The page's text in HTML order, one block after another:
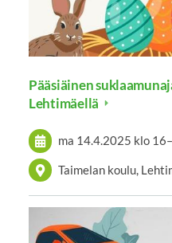
Pääsiäinen
Lehtimäellä
ma 14.4.2025 klo 16–
Taimelan koulu,